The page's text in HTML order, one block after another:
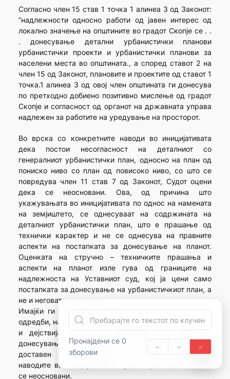
Пронајдени се 0
зборови
Согласно член 15 став 1 точка 1 алинеа 3 од Законот:
“надлежности односно работи од јавен интерес од
локално значење на општините во градот Скопје се . .
. донесување детални урбанистички планови
урбанистички проекти и урбанистички планови за
населени места во општината., а според ставот 2 на
член 15 од Законот, плановите и проектите од ставот 1
точка.1 алинеа 3 од овој член општината ги донесува
по претходно добиено позитивно мислење од градот
Скопје и согласност од органот на државната управа
надлежен за работите на уредување на просторот.
Во врска со конкретните наводи во иницијативата
дека постои несогласност на деталниот со
генералниот урбанистички план, односно на план од
пониско ниво со план од повисоко ниво, со што се
повредува член 11 став 7 од Законот, Судот оцени
дека се неосновани. Ова, од причина што
укажувањата во иницијативата по однос на намената
на земјиштето, се однесуваат на содржината на
деталниот урбанистички план, што е прашање од
технички карактер и не се однесува на правните
аспекти на постапката за донесување на планот.
Оценката на стручно – техничките прашања и
аспекти на планот изле гува од границите на
надлежноста на Уставниот суд, кој ја цени само
постапката за донесување на урбанистичкиот план, а
не и неговата содржина.
Имајќи ги предвид наведените уставни и законски
одредби, направената анализа на постапката и актите
и дејствијата што се превземани во врска со
донесување на оспорениот Урбанистички план
доставен од доносителот на планот наспрема
наводите во иницијативата Судот оцени дека истите
се неосновани.